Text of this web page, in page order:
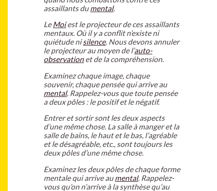
assaillants dumental.
LeMoiest le projecteur de ces assaillants
mentaux. Où il y a conflit n’existe ni
quiétude nisilence. Nous devons annuler
le projecteur au moyen de l’auto-
observation et de la compréhension.
Examinez chaque image, chaque
souvenir, chaque pensée qui arrive au
mental. Rappelez-vous que toute pensée
a deux pôles : le positif et le négatif.
Entrer et sortir sont les deux aspects
d’une même chose. La salle à manger et la
salle de bains, le haut et le bas, l’agréable
et le désagréable, etc., sont toujours les
deux pôles d’une même chose.
Examinez les deux pôles de chaque forme
mentale qui arrive aumental. Rappelez-
vous qu’on n’arrive à la synthèse qu’au